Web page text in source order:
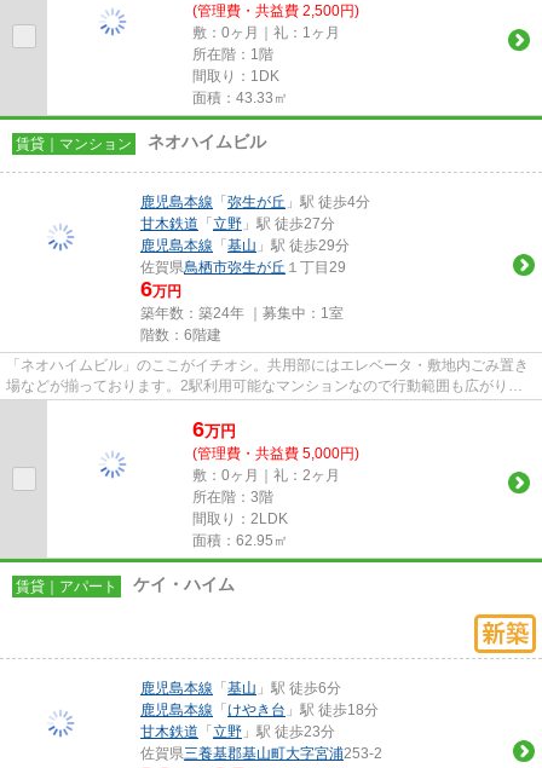
(管理費・共益費 2,500円)
敷：0ヶ月｜礼：1ヶ月
所在階：1階
間取り：1DK
面積：43.33㎡
賃貸｜マンション ネオハイムビル
鹿児島本線 「弥生が丘 」駅 徒歩4分
甘木鉄道 「立野 」駅 徒歩27分
鹿児島本線 「基山 」駅 徒歩29分
佐賀県鳥栖市弥生が丘 １丁目29
6万円
築年数：築24年 ｜募集中： 1室
階数：6階建
「ネオハイムビル」のここがイチオシ。共用部にはエレベータ・敷地内ごみ置き
場などが揃っております。2駅利用可能なマンションなので行動範囲も広がりま
す。こちらは初期費用をカード...
6万円
(管理費・共益費 5,000円)
敷：0ヶ月｜礼：2ヶ月
所在階：3階
間取り：2LDK
面積：62.95㎡
賃貸｜アパート ケイ・ハイム
鹿児島本線 「基山 」駅 徒歩6分
鹿児島本線 「けやき台 」駅 徒歩18分
甘木鉄道 「立野 」駅 徒歩23分
佐賀県三養基郡基山町大字宮浦253-2